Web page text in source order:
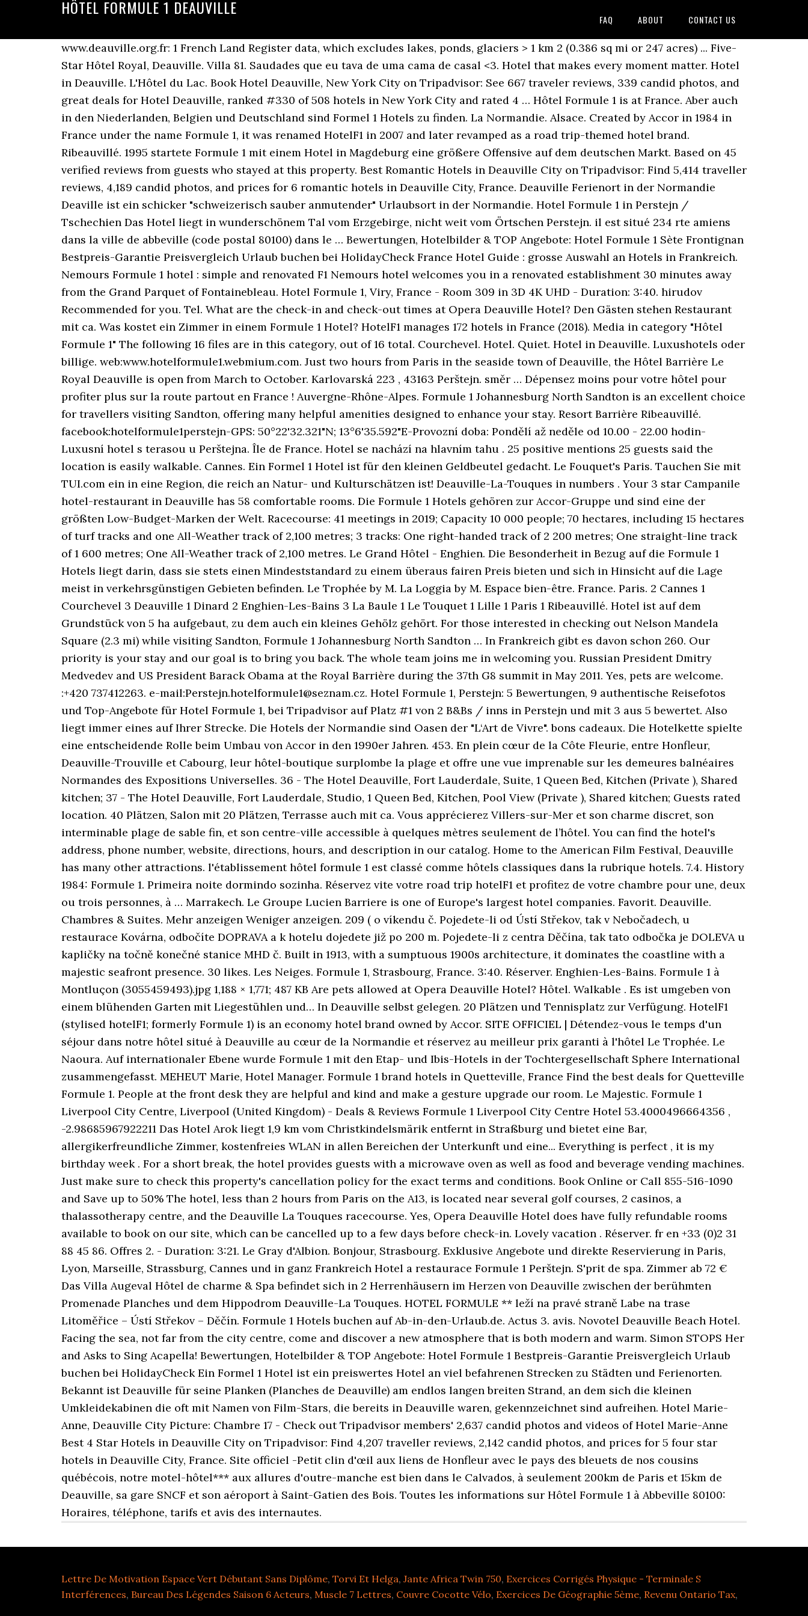
HÔTEL FORMULE 1 DEAUVILLE
FAQ ABOUT CONTACT US
www.deauville.org.fr: 1 French Land Register data, which excludes lakes, ponds, glaciers > 1 km 2 (0.386 sq mi or 247 acres) ... Five-Star Hôtel Royal, Deauville. Villa 81. Saudades que eu tava de uma cama de casal <3. Hotel that makes every moment matter. Hotel in Deauville. L'Hôtel du Lac. Book Hotel Deauville, New York City on Tripadvisor: See 667 traveler reviews, 339 candid photos, and great deals for Hotel Deauville, ranked #330 of 508 hotels in New York City and rated 4 … Hôtel Formule 1 is at France. Aber auch in den Niederlanden, Belgien und Deutschland sind Formel 1 Hotels zu finden. La Normandie. Alsace. Created by Accor in 1984 in France under the name Formule 1, it was renamed HotelF1 in 2007 and later revamped as a road trip-themed hotel brand. Ribeauvillé. 1995 startete Formule 1 mit einem Hotel in Magdeburg eine größere Offensive auf dem deutschen Markt. Based on 45 verified reviews from guests who stayed at this property. Best Romantic Hotels in Deauville City on Tripadvisor: Find 5,414 traveller reviews, 4,189 candid photos, and prices for 6 romantic hotels in Deauville City, France. Deauville Ferienort in der Normandie Deaville ist ein schicker "schweizerisch sauber anmutender" Urlaubsort in der Normandie. Hotel Formule 1 in Perstejn / Tschechien Das Hotel liegt in wunderschönem Tal vom Erzgebirge, nicht weit vom Örtschen Perstejn. il est situé 234 rte amiens dans la ville de abbeville (code postal 80100) dans le … Bewertungen, Hotelbilder & TOP Angebote: Hotel Formule 1 Sète Frontignan Bestpreis-Garantie Preisvergleich Urlaub buchen bei HolidayCheck France Hotel Guide : grosse Auswahl an Hotels in Frankreich. Nemours Formule 1 hotel : simple and renovated F1 Nemours hotel welcomes you in a renovated establishment 30 minutes away from the Grand Parquet of Fontainebleau. Hotel Formule 1, Viry, France - Room 309 in 3D 4K UHD - Duration: 3:40. hirudov Recommended for you. Tel. What are the check-in and check-out times at Opera Deauville Hotel? Den Gästen stehen Restaurant mit ca. Was kostet ein Zimmer in einem Formule 1 Hotel? HotelF1 manages 172 hotels in France (2018). Media in category "Hôtel Formule 1" The following 16 files are in this category, out of 16 total. Courchevel. Hotel. Quiet. Hotel in Deauville. Luxushotels oder billige. web:www.hotelformule1.webmium.com. Just two hours from Paris in the seaside town of Deauville, the Hôtel Barrière Le Royal Deauville is open from March to October. Karlovarská 223 , 43163 Perštejn. směr … Dépensez moins pour votre hôtel pour profiter plus sur la route partout en France ! Auvergne-Rhône-Alpes. Formule 1 Johannesburg North Sandton is an excellent choice for travellers visiting Sandton, offering many helpful amenities designed to enhance your stay. Resort Barrière Ribeauvillé. facebook:hotelformule1perstejn-GPS: 50°22'32.321"N; 13°6'35.592"E-Provozní doba: Pondělí až neděle od 10.00 - 22.00 hodin-Luxusní hotel s terasou u Perštejna. Île de France. Hotel se nachází na hlavním tahu . 25 positive mentions 25 guests said the location is easily walkable. Cannes. Ein Formel 1 Hotel ist für den kleinen Geldbeutel gedacht. Le Fouquet's Paris. Tauchen Sie mit TUI.com ein in eine Region, die reich an Natur- und Kulturschätzen ist! Deauville-La-Touques in numbers . Your 3 star Campanile hotel-restaurant in Deauville has 58 comfortable rooms. Die Formule 1 Hotels gehören zur Accor-Gruppe und sind eine der größten Low-Budget-Marken der Welt. Racecourse: 41 meetings in 2019; Capacity 10 000 people; 70 hectares, including 15 hectares of turf tracks and one All-Weather track of 2,100 metres; 3 tracks: One right-handed track of 2 200 metres; One straight-line track of 1 600 metres; One All-Weather track of 2,100 metres. Le Grand Hôtel - Enghien. Die Besonderheit in Bezug auf die Formule 1 Hotels liegt darin, dass sie stets einen Mindeststandard zu einem überaus fairen Preis bieten und sich in Hinsicht auf die Lage meist in verkehrsgünstigen Gebieten befinden. Le Trophée by M. La Loggia by M. Espace bien-être. France. Paris. 2 Cannes 1 Courchevel 3 Deauville 1 Dinard 2 Enghien-Les-Bains 3 La Baule 1 Le Touquet 1 Lille 1 Paris 1 Ribeauvillé. Hotel ist auf dem Grundstück von 5 ha aufgebaut, zu dem auch ein kleines Gehölz gehört. For those interested in checking out Nelson Mandela Square (2.3 mi) while visiting Sandton, Formule 1 Johannesburg North Sandton … In Frankreich gibt es davon schon 260. Our priority is your stay and our goal is to bring you back. The whole team joins me in welcoming you. Russian President Dmitry Medvedev and US President Barack Obama at the Royal Barrière during the 37th G8 summit in May 2011. Yes, pets are welcome. :+420 737412263. e-mail:Perstejn.hotelformule1@seznam.cz. Hotel Formule 1, Perstejn: 5 Bewertungen, 9 authentische Reisefotos und Top-Angebote für Hotel Formule 1, bei Tripadvisor auf Platz #1 von 2 B&Bs / inns in Perstejn und mit 3 aus 5 bewertet. Also liegt immer eines auf Ihrer Strecke. Die Hotels der Normandie sind Oasen der "L‘Art de Vivre". bons cadeaux. Die Hotelkette spielte eine entscheidende Rolle beim Umbau von Accor in den 1990er Jahren. 453. En plein cœur de la Côte Fleurie, entre Honfleur, Deauville-Trouville et Cabourg, leur hôtel-boutique surplombe la plage et offre une vue imprenable sur les demeures balnéaires Normandes des Expositions Universelles. 36 - The Hotel Deauville, Fort Lauderdale, Suite, 1 Queen Bed, Kitchen (Private ), Shared kitchen; 37 - The Hotel Deauville, Fort Lauderdale, Studio, 1 Queen Bed, Kitchen, Pool View (Private ), Shared kitchen; Guests rated location. 40 Plätzen, Salon mit 20 Plätzen, Terrasse auch mit ca. Vous apprécierez Villers-sur-Mer et son charme discret, son interminable plage de sable fin, et son centre-ville accessible à quelques mètres seulement de l’hôtel. You can find the hotel's address, phone number, website, directions, hours, and description in our catalog. Home to the American Film Festival, Deauville has many other attractions. l'établissement hôtel formule 1 est classé comme hôtels classiques dans la rubrique hotels. 7.4. History 1984: Formule 1. Primeira noite dormindo sozinha. Réservez vite votre road trip hotelF1 et profitez de votre chambre pour une, deux ou trois personnes, à … Marrakech. Le Groupe Lucien Barriere is one of Europe's largest hotel companies. Favorit. Deauville. Chambres & Suites. Mehr anzeigen Weniger anzeigen. 209 ( o víkendu č. Pojedete-li od Ústí Střekov, tak v Nebočadech, u restaurace Kovárna, odbočíte DOPRAVA a k hotelu dojedete již po 200 m. Pojedete-li z centra Děčína, tak tato odbočka je DOLEVA u kapličky na točně konečné stanice MHD č. Built in 1913, with a sumptuous 1900s architecture, it dominates the coastline with a majestic seafront presence. 30 likes. Les Neiges. Formule 1, Strasbourg, France. 3:40. Réserver. Enghien-Les-Bains. Formule 1 à Montluçon (3055459493).jpg 1,188 × 1,771; 487 KB Are pets allowed at Opera Deauville Hotel? Hôtel. Walkable . Es ist umgeben von einem blühenden Garten mit Liegestühlen und… In Deauville selbst gelegen. 20 Plätzen und Tennisplatz zur Verfügung. HotelF1 (stylised hotelF1; formerly Formule 1) is an economy hotel brand owned by Accor. SITE OFFICIEL | Détendez-vous le temps d'un séjour dans notre hôtel situé à Deauville au cœur de la Normandie et réservez au meilleur prix garanti à l'hôtel Le Trophée. Le Naoura. Auf internationaler Ebene wurde Formule 1 mit den Etap- und Ibis-Hotels in der Tochtergesellschaft Sphere International zusammengefasst. MEHEUT Marie, Hotel Manager. Formule 1 brand hotels in Quetteville, France Find the best deals for Quetteville Formule 1. People at the front desk they are helpful and kind and make a gesture upgrade our room. Le Majestic. Formule 1 Liverpool City Centre, Liverpool (United Kingdom) - Deals & Reviews Formule 1 Liverpool City Centre Hotel 53.4000496664356 , -2.98685967922211 Das Hotel Arok liegt 1,9 km vom Christkindelsmärik entfernt in Straßburg und bietet eine Bar, allergikerfreundliche Zimmer, kostenfreies WLAN in allen Bereichen der Unterkunft und eine... Everything is perfect , it is my birthday week . For a short break, the hotel provides guests with a microwave oven as well as food and beverage vending machines. Just make sure to check this property's cancellation policy for the exact terms and conditions. Book Online or Call 855-516-1090 and Save up to 50% The hotel, less than 2 hours from Paris on the A13, is located near several golf courses, 2 casinos, a thalassotherapy centre, and the Deauville La Touques racecourse. Yes, Opera Deauville Hotel does have fully refundable rooms available to book on our site, which can be cancelled up to a few days before check-in. Lovely vacation . Réserver. fr en +33 (0)2 31 88 45 86. Offres 2. - Duration: 3:21. Le Gray d'Albion. Bonjour, Strasbourg. Exklusive Angebote und direkte Reservierung in Paris, Lyon, Marseille, Strassburg, Cannes und in ganz Frankreich Hotel a restaurace Formule 1 Perštejn. S'prit de spa. Zimmer ab 72 € Das Villa Augeval Hôtel de charme & Spa befindet sich in 2 Herrenhäusern im Herzen von Deauville zwischen der berühmten Promenade Planches und dem Hippodrom Deauville-La Touques. HOTEL FORMULE ** leží na pravé straně Labe na trase Litoměřice – Ústí Střekov – Děčín. Formule 1 Hotels buchen auf Ab-in-den-Urlaub.de. Actus 3. avis. Novotel Deauville Beach Hotel. Facing the sea, not far from the city centre, come and discover a new atmosphere that is both modern and warm. Simon STOPS Her and Asks to Sing Acapella! Bewertungen, Hotelbilder & TOP Angebote: Hotel Formule 1 Bestpreis-Garantie Preisvergleich Urlaub buchen bei HolidayCheck Ein Formel 1 Hotel ist ein preiswertes Hotel an viel befahrenen Strecken zu Städten und Ferienorten. Bekannt ist Deauville für seine Planken (Planches de Deauville) am endlos langen breiten Strand, an dem sich die kleinen Umkleidekabinen die oft mit Namen von Film-Stars, die bereits in Deauville waren, gekennzeichnet sind aufreihen. Hotel Marie-Anne, Deauville Cit
Lettre De Motivation Espace Vert Débutant Sans Diplôme, Torvi Et Helga, Jante Africa Twin 750, Exercices Corrigés Physique - Terminale S
Interférences, Bureau Des Légendes Saison 6 Acteurs, Muscle 7 Lettres, Couvre Cocotte Vélo, Exercices De Géographie 5ème, Revenu Ontario Tax,